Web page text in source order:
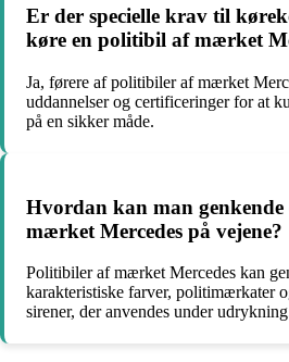
Er der specielle krav til
køre en politibil af mærket
Ja, førere af politibiler af mærket
uddannelser og certificeringer for at
på en sikker måde.
Hvordan kan man
mærket Mercedes på vejene?
Politibiler af mærket Mercedes kan
karakteristiske farver, politimærkater
sirener, der anvendes under